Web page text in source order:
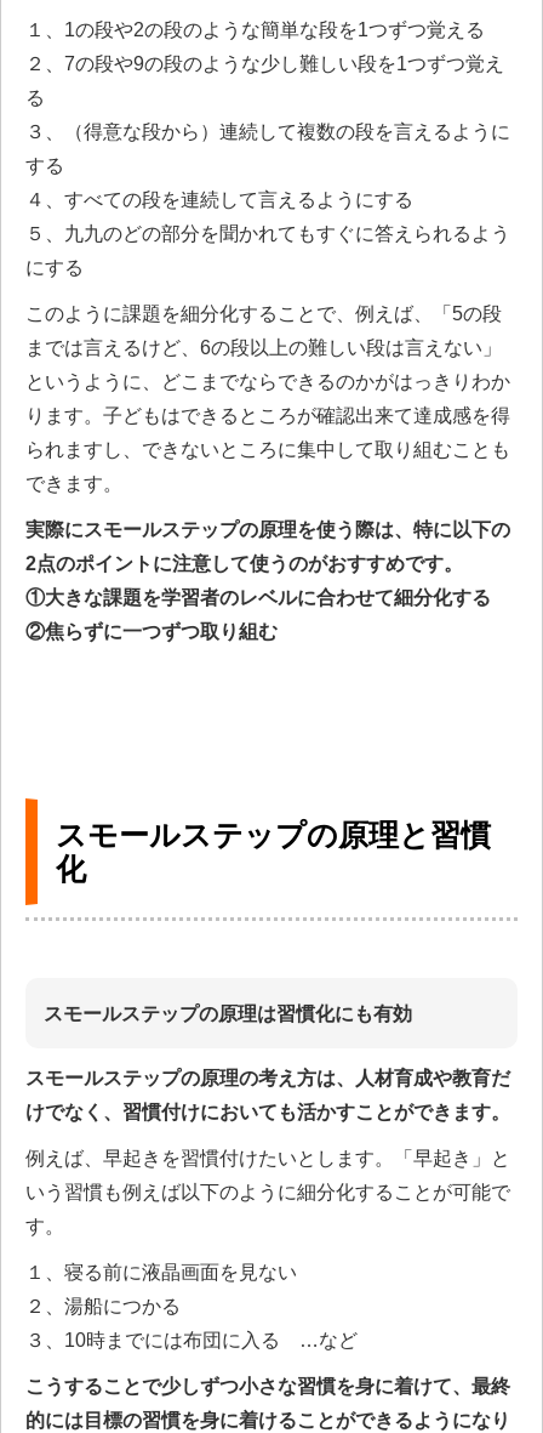
１、1の段や2の段のような簡単な段を1つずつ覚える
２、7の段や9の段のような少し難しい段を1つずつ覚え
る
３、（得意な段から）連続して複数の段を言えるように
する
４、すべての段を連続して言えるようにする
５、九九のどの部分を聞かれてもすぐに答えられるよう
にする
このように課題を細分化することで、例えば、「5の段
までは言えるけど、6の段以上の難しい段は言えない」
というように、どこまでならできるのかがはっきりわか
ります。子どもはできるところが確認出来て達成感を得
られますし、できないところに集中して取り組むことも
できます。
実際にスモールステップの原理を使う際は、特に以下の
2点のポイントに注意して使うのがおすすめです。
①大きな課題を学習者のレベルに合わせて細分化する
②焦らずに一つずつ取り組む
スモールステップの原理と習慣
化
スモールステップの原理は習慣化にも有効
スモールステップの原理の考え方は、人材育成や教育だ
けでなく、習慣付けにおいても活かすことができます。
例えば、早起きを習慣付けたいとします。「早起き」と
いう習慣も例えば以下のように細分化することが可能で
す。
１、寝る前に液晶画面を見ない
２、湯船につかる
３、10時までには布団に入る …など
こうすることで少しずつ小さな習慣を身に着けて、最終
的には目標の習慣を身に着けることができるようになり